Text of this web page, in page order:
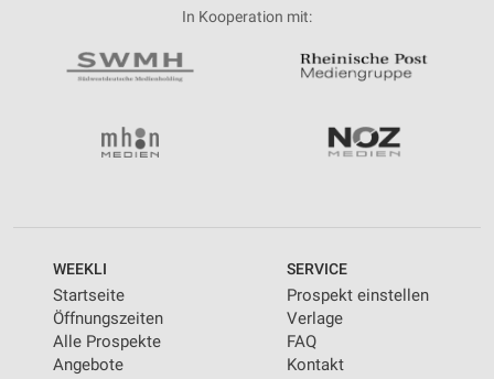
In Kooperation mit:
WEEKLI
Startseite
Öffnungszeiten
Alle Prospekte
Angebote
SERVICE
Prospekt einstellen
Verlage
FAQ
Kontakt